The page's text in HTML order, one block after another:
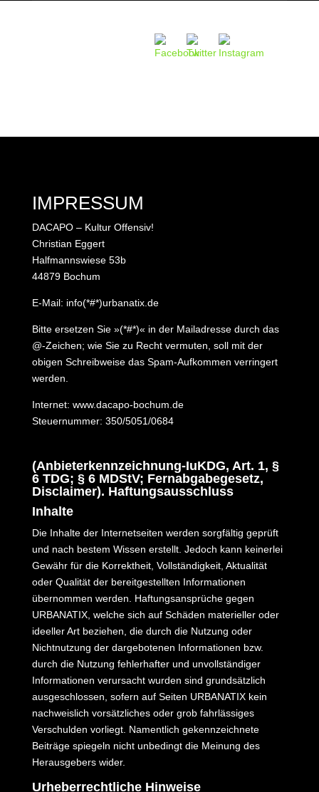
IMPRESSUM
DACAPO – Kultur Offensiv!
Christian Eggert
Halfmannswiese 53b
44879 Bochum
E-Mail: info(*#*)urbanatix.de
Bitte ersetzen Sie »(*#*)« in der Mailadresse durch das
@-Zeichen; wie Sie zu Recht vermuten, soll mit der
obigen Schreibweise das Spam-Aufkommen verringert
werden.
Internet: www.dacapo-bochum.de
Steuernummer: 350/5051/0684
(Anbieterkennzeichnung-IuKDG, Art. 1, §
6 TDG; § 6 MDStV; Fernabgabegesetz,
Disclaimer). Haftungsausschluss
Inhalte
Die Inhalte der Internetseiten werden sorgfältig geprüft
und nach bestem Wissen erstellt. Jedoch kann keinerlei
Gewähr für die Korrektheit, Vollständigkeit, Aktualität
oder Qualität der bereitgestellten Informationen
übernommen werden. Haftungsansprüche gegen
URBANATIX, welche sich auf Schäden materieller oder
ideeller Art beziehen, die durch die Nutzung oder
Nichtnutzung der dargebotenen Informationen bzw.
durch die Nutzung fehlerhafter und unvollständiger
Informationen verursacht wurden sind grundsätzlich
ausgeschlossen, sofern auf Seiten URBANATIX kein
nachweislich vorsätzliches oder grob fahrlässiges
Verschulden vorliegt. Namentlich gekennzeichnete
Beiträge spiegeln nicht unbedingt die Meinung des
Herausgebers wider.
Urheberrechtliche Hinweise